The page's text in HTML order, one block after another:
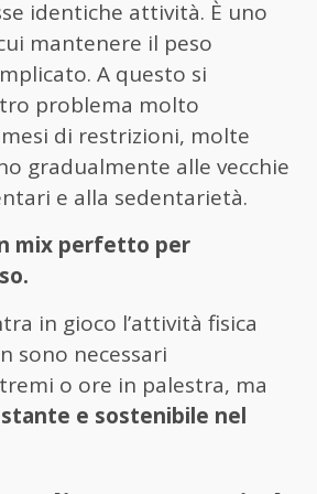
identiche attività. È uno
mantenere il peso
A questo si
problema molto
di restrizioni, molte
gradualmente alle vecchie
e alla sedentarietà.
mix perfetto per
in gioco l’attività fisica
sono necessari
o ore in palestra, ma
e sostenibile nel